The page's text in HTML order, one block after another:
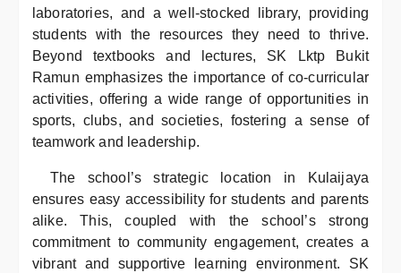
laboratories, and a well-stocked library, providing
students with the resources they need to thrive.
Beyond textbooks and lectures, SK Lktp Bukit
Ramun emphasizes the importance of co-curricular
activities, offering a wide range of opportunities in
sports, clubs, and societies, fostering a sense of
teamwork and leadership.
The school’s strategic location in Kulaijaya
ensures easy accessibility for students and parents
alike. This, coupled with the school’s strong
commitment to community engagement, creates a
vibrant and supportive learning environment. SK